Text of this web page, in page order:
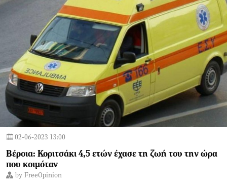
02-06-2023 13:00
Βέροια: Κοριτσάκι 4,5 ετών έχασε τη ζωή του την ώρα
που κοιμόταν
by FreeOpinion